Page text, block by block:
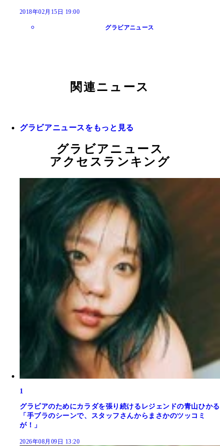
2018年02月15日 19:00
グラビアニュース
関連ニュース
グラビアニュースをもっと見る
グラビアニュース
アクセスランキング
1
グラビアのためにカラダを張り続けるレジェンドの青山ひかる
「手ブラのシーンで、スタッフさんからまさかのツッコミ
が！」
2026年08月09日 13:20